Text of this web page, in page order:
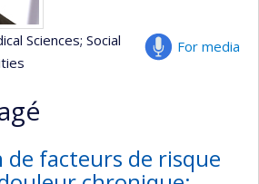
For media
Sciences; Social
facteurs de risque